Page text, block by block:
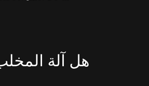
هل آلة